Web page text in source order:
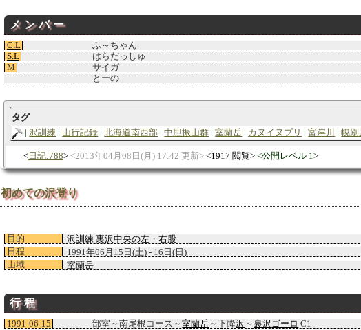
メンバー
C.L
ふ～ちゃん
S.L
はらだっしゅ
M
サイガ
とーの
タグ
沢訓練
山行記録 北海道南西部 中胆振山群 室蘭岳 カヌイヌプリ 富岸川 幌別
日記:788 2013年04月08日(月) 17:42 更新 1917 閲覧 公開レベル 1
初めての沢登り
目的
沢訓練 裏沢中央の左・右股
日程
1991年06月15日(土) - 16日(日)
山域
室蘭岳
行程
1991-06-15 部室～南尾根コース～室蘭岳～下降沢 ～裏沢 ゴーロ C1